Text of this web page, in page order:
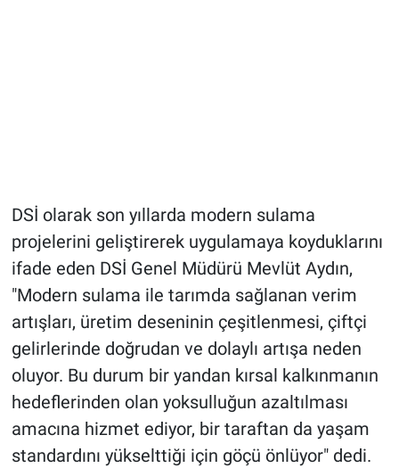
DSİ olarak son yıllarda modern sulama
projelerini geliştirerek uygulamaya koyduklarını
ifade eden DSİ Genel Müdürü Mevlüt Aydın,
"Modern sulama ile tarımda sağlanan verim
artışları, üretim deseninin çeşitlenmesi, çiftçi
gelirlerinde doğrudan ve dolaylı artışa neden
oluyor. Bu durum bir yandan kırsal kalkınmanın
hedeflerinden olan yoksulluğun azaltılması
amacına hizmet ediyor, bir taraftan da yaşam
standardını yükselttiği için göçü önlüyor" dedi.